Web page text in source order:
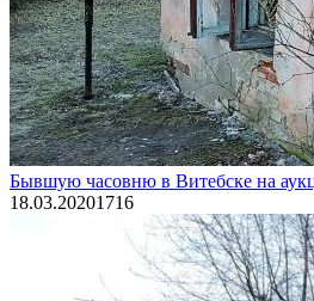
Бывшую часовню в Витебске на
18.03.20201 716